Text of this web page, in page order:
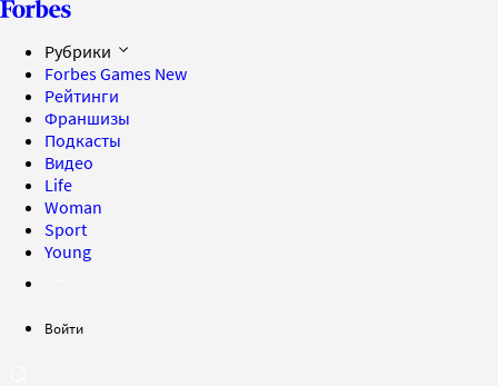
Рубрики
Forbes Games New
Рейтинги
Франшизы
Подкасты
Видео
Life
Woman
Sport
Young
Войти